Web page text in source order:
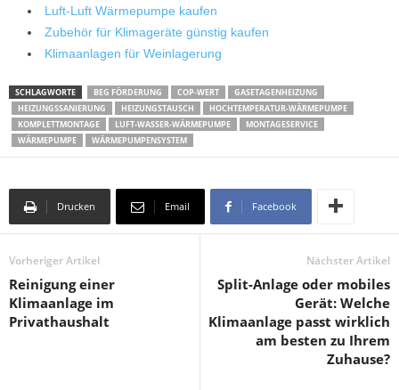
Luft-Luft Wärmepumpe kaufen
Zubehör für Klimageräte günstig kaufen
Klimaanlagen für Weinlagerung
SCHLAGWORTE BEG FÖRDERUNG COP-WERT
GASETAGENHEIZUNG
HEIZUNGSSANIERUNG
HEIZUNGSTAUSCH
HOCHTEMPERATUR-WÄRMEPUMPE
KOMPLETTMONTAGE
LUFT-WASSER-WÄRMEPUMPE
MONTAGESERVICE
WÄRMEPUMPE
WÄRMEPUMPENSYSTEM
Drucken Email Facebook
Vorheriger Artikel
Reinigung einer
Klimaanlage im
Privathaushalt
Nächster Artikel
Split-Anlage oder mobiles
Gerät: Welche
Klimaanlage passt wirklich
am besten zu Ihrem
Zuhause?